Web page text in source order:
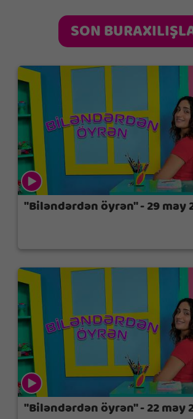
SON
"Biləndərdən öyrən" - 29 may
"Biləndərdən öyrən" - 22 may